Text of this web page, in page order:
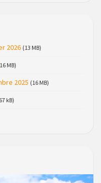
de Saint Just, ses
2026 (13 MB)
MB)
2025 (16 MB)
kB)